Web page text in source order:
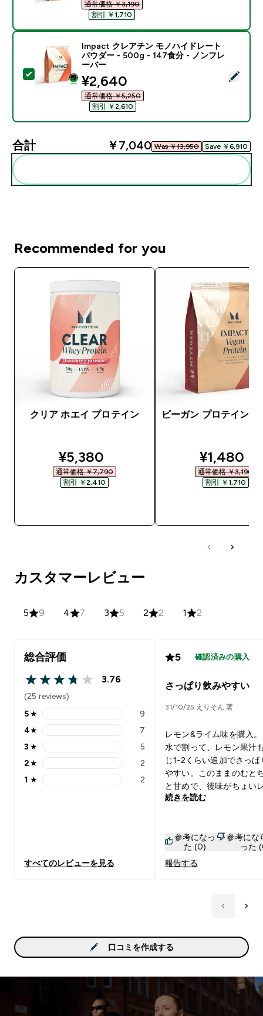
通常価格 ￥3,190‎
割引 ￥1,710‎
この商品を選択 - Impact クレアチン モノハイドレ
Impact クレアチン モノハイドレート
パウダー - 500g - 147食分 - ノンフレ
ーバー
discounted price
¥2,640‎
通常価格 ￥5,250‎
割引 ￥2,610‎
合計 ￥7,040‎ Was ￥13,950‎ Save ￥6,910‎
Recommended for you
クリア ホエイ プロテイン
discounted price
¥5,380‎
通常価格 ￥7,790‎
割引 ￥2,410‎
ビーガン プロテイン
¥1,480‎
通常価格 ￥3,190‎
割引 ￥1,710‎
カスタマーレビュー
5 9 4 7 3 5 2 2 1 2
総合評価
3.76 out of 5 stars
3.76
(25 reviews)
5 stars rating 9 reviews
5★ 9
4 stars rating 7 reviews
4★ 7
3 stars rating 5 reviews
3 ★ 5
2 stars rating 2 reviews
2★ 2
1 stars rating 2 reviews
1 ★ 2
すべてのレビューを見る
5 確認済みの購入
さっぱり飲みやすい
31/10/25 えりそん 著
レモン&ライム味を購入
水で割って、レモン果汁
じ1-2くらい追加でさっぱ
やすい。このままのむと
と甘めで、後味がちょい
の皮かじっ時のえぐみ感
やすいから、通年飲めそ
す。 朝のウォーキング後
ながら、お弁当作って出
す。 運動も速筋ではなく
ッとしてます。 スクリュ
プの入れ物なので湿気に
続きを読む
参考になっ
た (0)
参考にな
った
報告する
口コミを作成する